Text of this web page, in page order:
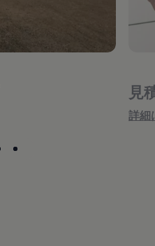
見
詳細